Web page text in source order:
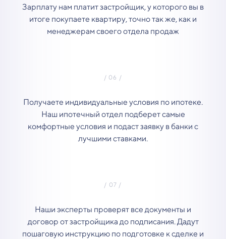
Зарплату нам платит застройщик, у которого вы в
итоге покупаете квартиру, точно так же, как и
менеджерам своего отдела продаж
Получаете индивидуальные условия по ипотеке.
Наш ипотечный отдел подберет самые
комфортные условия и подаст заявку в банки с
лучшими ставками.
Наши эксперты проверят все документы и
договор от застройщика до подписания. Дадут
пошаговую инструкцию по подготовке к сделке и